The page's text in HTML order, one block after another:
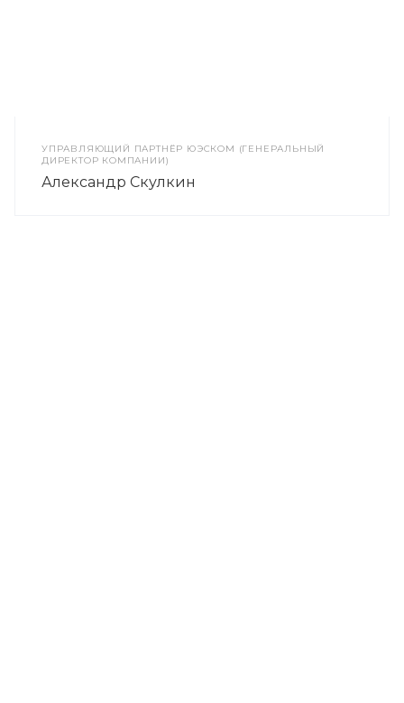
УПРАВЛЯЮЩИЙ ПАРТНЁР ЮЭСКОМ (ГЕНЕРАЛЬНЫЙ
ДИРЕКТОР КОМПАНИИ)
Александр Скулкин